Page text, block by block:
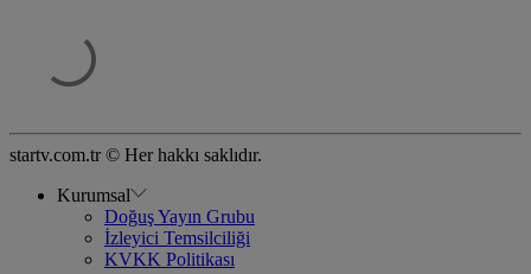
startv.com.tr © Her hakkı saklıdır.
Kurumsal
Doğuş Yayın Grubu
İzleyici Temsilciliği
KVKK Politikası